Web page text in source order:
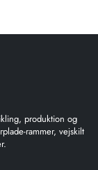
produktion og
rammer, vejskilt